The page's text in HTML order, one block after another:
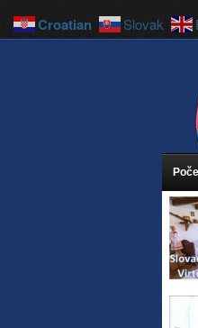
Croatian Slovak